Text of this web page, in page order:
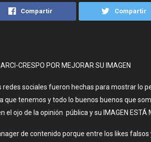
Compartir Compartir
CRESPO POR MEJORAR SU IMAGEN
redes sociales fueron hechas para mostrar lo
que tenemos y todo lo buenos buenos que
ojo de la opinión pública y su IMAGEN ESTÁ
de contenido porque entre los likes falsos